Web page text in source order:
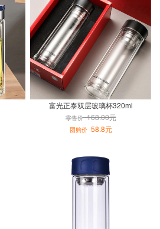
富光正泰双层玻璃杯320ml
零售价168.00元
团购价58.8元